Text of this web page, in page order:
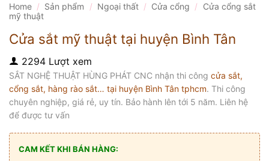
Home / Sản phẩm / Ngoại thất / Cửa cổng /
Cửa cổng sắt
mỹ thuật
Cửa sắt mỹ thuật tại huyện Bình Tân
2294 Lượt xem
SẮT NGHỆ THUẬT HÙNG PHÁT CNC nhận thi công cửa sắt,
cổng sắt, hàng rào sắt… tại huyện Bình Tân tphcm. Thi công
chuyên nghiệp, giá rẻ, uy tín. Bảo hành lên tới 5 năm. Liên hệ
để được tư vấn
CAM KẾT KHI BÁN HÀNG: